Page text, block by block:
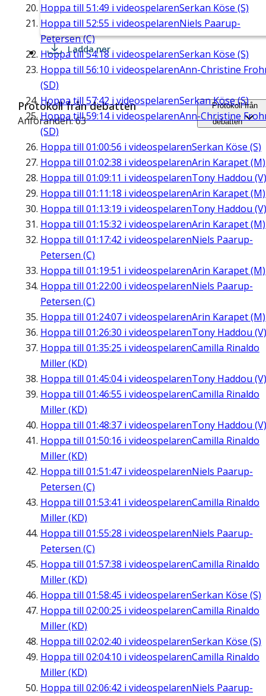
Hoppa till 51:49 i videospelarenSerkan Köse (S)
Hoppa till 52:55 i videospelarenNiels Paarup-
Petersen (C)
Hoppa till54:18 i videospelarenSerkan Köse (S)
Hoppa till 56:10 i videospelarenAnn-Christine
(SD)
Hoppa till 57:42 i videospelarenSerkan Köse (S)
Hoppa till59:14i videospelarenAnn-Christine
(SD)
Hoppa till 01:00:56 i videospelarenSerkan Köse (S)
Hoppa till 01:02:38 i videospelarenArin Karapet (M)
Hoppa till 01:09:11 i videospelarenTony Haddou (V)
Hoppa till 01:11:18 i videospelarenArin Karapet (M)
Hoppa till 01:13:19 i videospelarenTony Haddou (V)
Hoppa till 01:15:32 i videospelarenArin Karapet (M)
Hoppa till 01:17:42 i videospelarenNiels Paarup-
Petersen (C)
Hoppa till 01:19:51 i videospelarenArin Karapet (M)
Hoppa till 01:22:00 i videospelarenNiels Paarup-
Petersen (C)
Hoppa till 01:24:07 i videospelarenArin Karapet (M)
Hoppa till 01:26:30 i videospelarenTony Haddou (V)
Hoppa till 01:35:25 i videospelarenCamilla Rinaldo
Miller (KD)
Hoppa till 01:45:04i videospelarenTony Haddou (V)
Hoppa till 01:46:55 i videospelarenCamilla Rinaldo
Miller (KD)
Hoppa till 01:48:37 i videospelarenTony Haddou (V)
Hoppa till 01:50:16 i videospelarenCamilla Rinaldo
Miller (KD)
Hoppa till 01:51:47 i videospelarenNiels Paarup-
Petersen (C)
Hoppa till 01:53:41 i videospelarenCamilla Rinaldo
Miller (KD)
Hoppa till 01:55:28 i videospelarenNiels Paarup-
Petersen (C)
Hoppa till 01:57:38 i videospelarenCamilla Rinaldo
Miller (KD)
Hoppa till 01:58:45 i videospelarenSerkan Köse (S)
Hoppa till 02:00:25 i videospelarenCamilla Rinaldo
Miller (KD)
Hoppa till 02:02:40 i videospelarenSerkan Köse (S)
Hoppa till 02:04:10 i videospelarenCamilla Rinaldo
Miller (KD)
Hoppa till 02:06:42 i videospelarenNiels Paarup-
Ladda ner
Protokoll från debatten
Anföranden: 63
Protokoll från
debatten